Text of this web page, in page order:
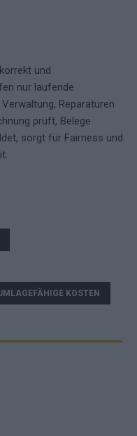
und
nur laufende
Reparaturen
prüft, Belege
sorgt für Fairness und
KOSTEN